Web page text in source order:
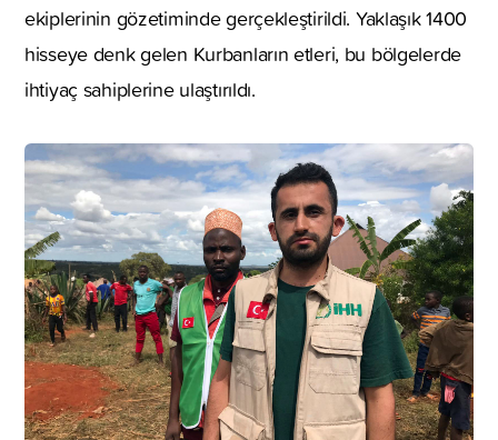
ekiplerinin gözetiminde gerçekleştirildi. Yaklaşık 1400
hisseye denk gelen Kurbanların etleri, bu bölgelerde
ihtiyaç sahiplerine ulaştırıldı.